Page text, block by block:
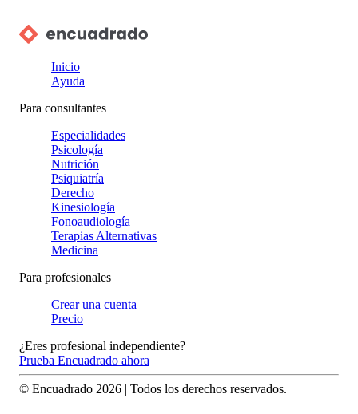
Inicio
Ayuda
Para consultantes
Especialidades
Psicología
Nutrición
Psiquiatría
Derecho
Kinesiología
Fonoaudiología
Terapias Alternativas
Medicina
Para profesionales
Crear una cuenta
Precio
¿Eres profesional independiente?
Prueba Encuadrado ahora
© Encuadrado 2026 | Todos los derechos reservados.